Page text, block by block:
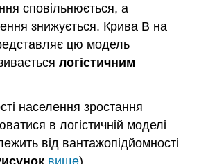
сповільнюється, а
знижується. Крива B на
цю модель
логістичним
населення зростання
в логістичній моделі
від вантажопідйомності